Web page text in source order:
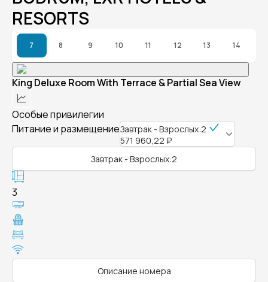
RESORTS
7 8 9 10 11 12 13 14
King Deluxe Room With Terrace & Partial Sea View
Особые привилегии
Питание и размещениеЗавтрак - Взрослых:2
571 960,22 ₽
Завтрак - Взрослых:2
3
Описание номера